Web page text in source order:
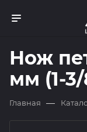
Нож
мм (1-
Главная —